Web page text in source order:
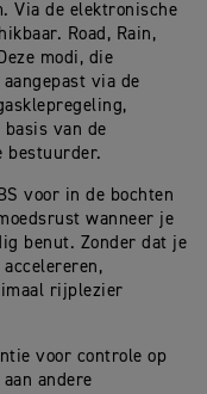
Via de elektronische
Road, Rain,
modi, die
via de
van de
bestuurder.
voor in de bochten
wanneer je
benut. Zonder dat je
rijplezier
voor controle op
andere